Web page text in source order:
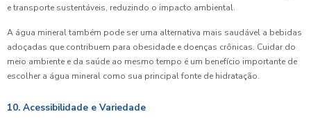
e transporte sustentáveis, reduzindo o impacto ambiental.
A água mineral também pode ser uma alternativa mais saudável a bebidas
adoçadas que contribuem para obesidade e doenças crônicas. Cuidar do
meio ambiente e da saúde ao mesmo tempo é um benefício importante de
escolher a água mineral como sua principal fonte de hidratação.
10. Acessibilidade e Variedade